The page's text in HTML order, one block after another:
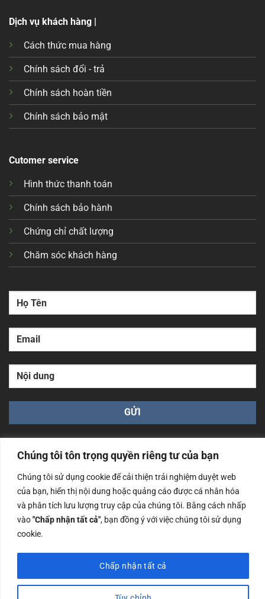
Chúng tôi tôn trọng quyền riêng tư của bạn
Chúng tôi sử dụng cookie để cải thiện trải nghiệm duyệt web
của bạn, hiển thị nội dung hoặc quảng cáo được cá nhân hóa
và phân tích lưu lượng truy cập của chúng tôi. Bằng cách nhấp
vào"Chấp nhận tất cả", bạn đồng ý với việc chúng tôi sử dụng
cookie.
Chấp nhận tất cả
Dịch vụ khách hàng |
Cách thức mua hàng
Chính sách đổi - trả
Chính sách hoàn tiền
Chính sách bảo mật
Cutomer service
Hình thức thanh toán
Chính sách bảo hành
Chứng chỉ chất lượng
Chăm sóc khách hàng
Công ty TNHH Nam Bình Xương - Số ĐKKD: 0108783483
cấp ngày 14/06/2019 bởi Sở Kế Hoạch và Đầu Tư Tp. Hà
Nội
Copyrights @2023 Nam Binh Xuong. All Rights Reserved